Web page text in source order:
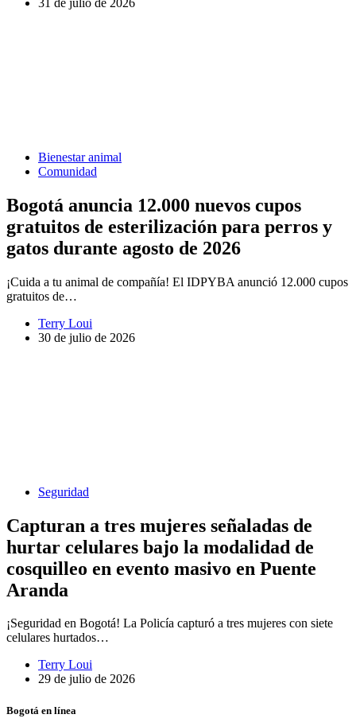
Bienestar animal
Comunidad
Bogotá anuncia 12.000 nuevos cupos
gratuitos de esterilización para perros y
gatos durante agosto de 2026
¡Cuida a tu animal de compañía! El IDPYBA anunció 12.000 cupos
gratuitos de…
Terry Loui
30 de julio de 2026
Seguridad
Capturan a tres mujeres señaladas de
hurtar celulares bajo la modalidad de
cosquilleo en evento masivo en Puente
Aranda
¡Seguridad en Bogotá! La Policía capturó a tres mujeres con siete
celulares hurtados…
Terry Loui
29 de julio de 2026
Bogotá en línea